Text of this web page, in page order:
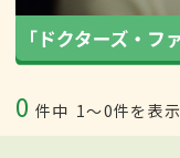
0 件中 1〜0件を表示